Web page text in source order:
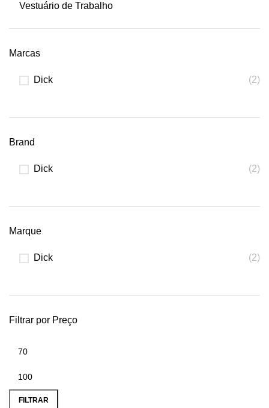
Vestuário de Trabalho
Marcas
Dick (2)
Brand
Dick (2)
Marque
Dick (2)
Filtrar por Preço
FILTRAR